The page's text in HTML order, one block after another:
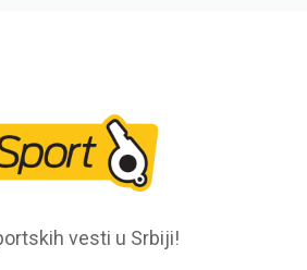
vesti u Srbiji!